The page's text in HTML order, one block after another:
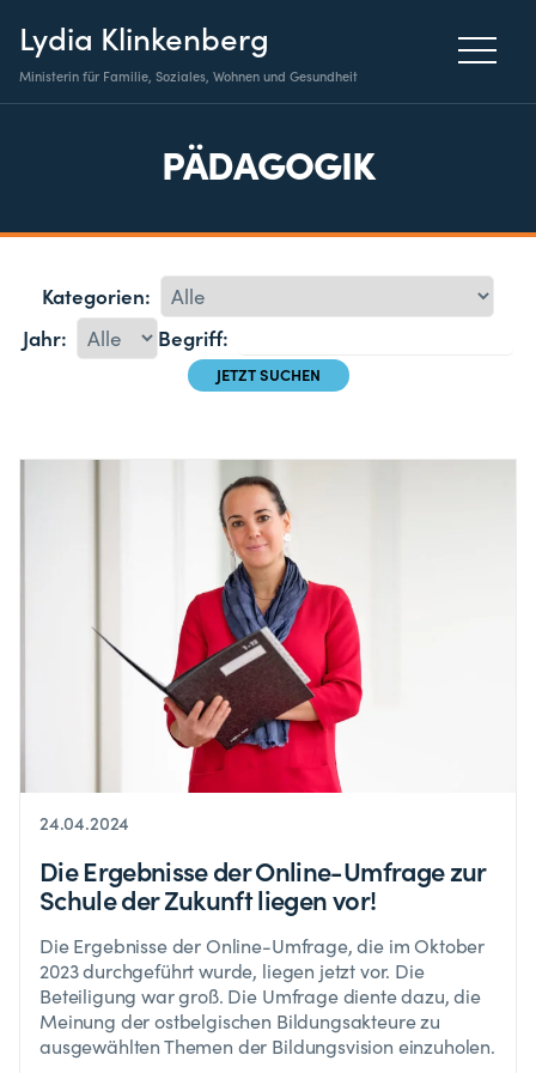
Lydia Klinkenberg
Ministerin für Familie, Soziales, Wohnen und Gesundheit
PÄDAGOGIK
Kategorien:
Jahr:
Begriff:
24.04.2024
Die Ergebnisse der Online-Umfrage zur
Schule der Zukunft liegen vor!
Die Ergebnisse der Online-Umfrage, die im Oktober
2023 durchgeführt wurde, liegen jetzt vor. Die
Beteiligung war groß. Die Umfrage diente dazu, die
Meinung der ostbelgischen Bildungsakteure zu
ausgewählten Themen der Bildungsvision einzuholen.